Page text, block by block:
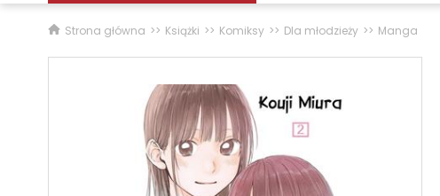
Strona główna Książki Komiksy Dla młodzieży Manga